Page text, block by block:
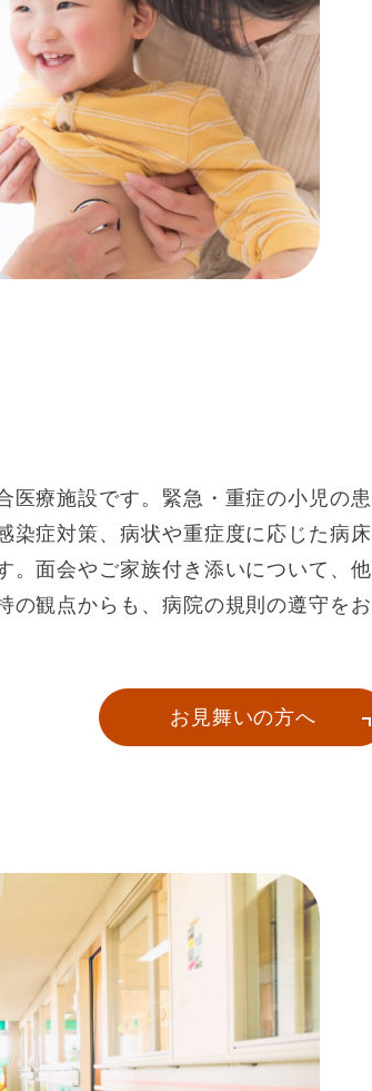
医療施設です。緊急・重症の小児の患
染症対策、病状や重症度に応じた病床
。面会やご家族付き添いについて、他
の観点からも、病院の規則の遵守をお
お見舞いの方へ